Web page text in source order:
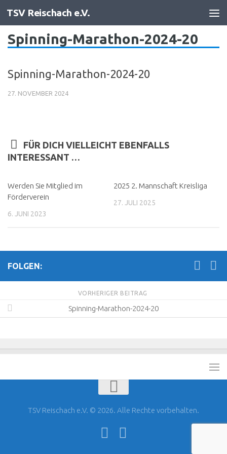
Zum Inhalt springen
TSV Reischach e.V.
Spinning-Marathon-2024-20
Spinning-Marathon-2024-20
27. NOVEMBER 2024
FÜR DICH VIELLEICHT EBENFALLS
INTERESSANT …
Werden Sie Mitglied im
Förderverein
6. JUNI 2023
2025 2. Mannschaft Kreisliga
27. JULI 2025
FOLGEN:
VORHERIGER BEITRAG
Spinning-Marathon-2024-20
TSV Reischach e.V. © 2026. Alle Rechte vorbehalten.